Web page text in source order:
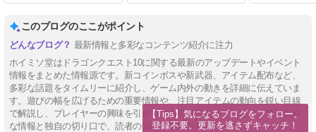
このブログのここがポイント
最新情報と多彩なコンテンツ紹介に注力
ホイミソ堂はドラゴンクエスト10に関する最新のアップデートやイベント
情報をまとめた情報源です。新コインボスや新武器、アイテム配布など、
多彩な話題をタイムリーに紹介し、ゲーム内外の動きを詳細に伝えていま
す。遊びの幅を広げるための重要情報や、注目アイテムの動向を鋭い目線
で解説し、プレイヤーの興味を引きつける構成となっています。常に新鮮
な情報と独自の切り口で、読者の知的好奇心を満たします。
【Tips】気になるブログをフォロー。
登録不要。更新を逃さずキャッチ！